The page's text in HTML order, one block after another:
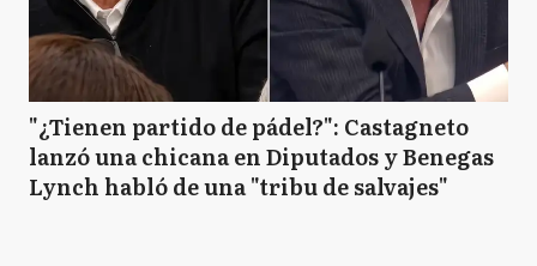
"¿Tienen partido de pádel?": Castagneto
lanzó una chicana en Diputados y Benegas
Lynch habló de una "tribu de salvajes"